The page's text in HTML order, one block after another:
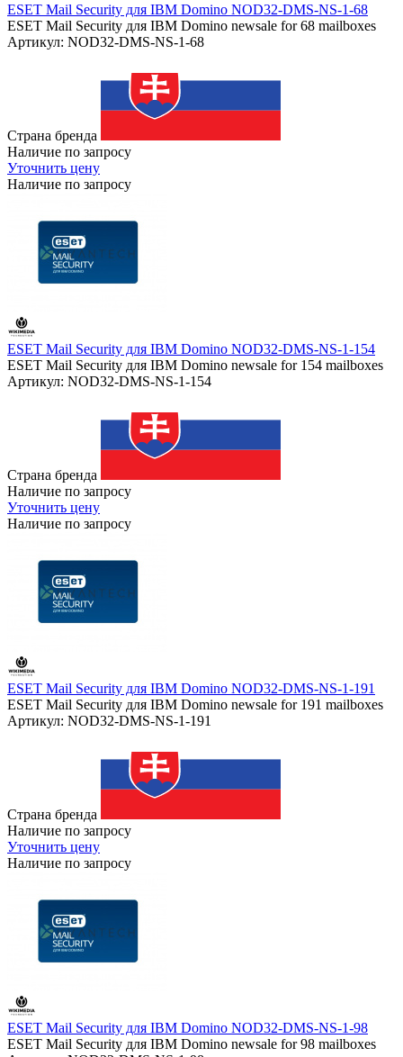
ESET Mail Security для IBM Domino NOD32-DMS-NS-1-68
ESET Mail Security для IBM Domino newsale for 68 mailboxes
Артикул: NOD32-DMS-NS-1-68
Страна бренда
Наличие по запросу
Уточнить цену
Наличие по запросу
ESET Mail Security для IBM Domino NOD32-DMS-NS-1-154
ESET Mail Security для IBM Domino newsale for 154 mailboxes
Артикул: NOD32-DMS-NS-1-154
Страна бренда
Наличие по запросу
Уточнить цену
Наличие по запросу
ESET Mail Security для IBM Domino NOD32-DMS-NS-1-191
ESET Mail Security для IBM Domino newsale for 191 mailboxes
Артикул: NOD32-DMS-NS-1-191
Страна бренда
Наличие по запросу
Уточнить цену
Наличие по запросу
ESET Mail Security для IBM Domino NOD32-DMS-NS-1-98
ESET Mail Security для IBM Domino newsale for 98 mailboxes